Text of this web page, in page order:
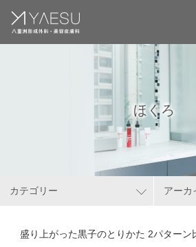
ほくろ
カテゴリー アーカ
盛り上がった黒子のとりかた 2パターン